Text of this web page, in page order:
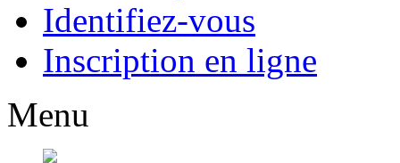
Identifiez-vous
Inscription en ligne
Menu